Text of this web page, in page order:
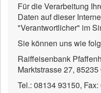
Für die Verarbeitung
Daten auf dieser
"Verantwortlicher" im
Sie können uns wie
Raiffeisenbank
Marktstrasse 27,
Tel.: 08134 93150,